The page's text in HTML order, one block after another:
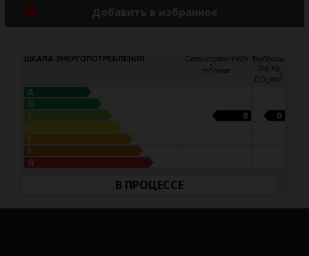
Добавить в избранное
ШКАЛА ЭНЕРГОПОТРЕБЛЕНИЯ
Consumption kW/h
m 2/year
Выбросы
год kg
CO 2/m 2
A
B
C
0
0
D
E
F
G
В ПРОЦЕССЕ